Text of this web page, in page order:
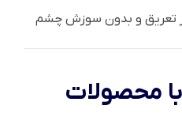
تعریق و بدون سوزش چشم
محصولات